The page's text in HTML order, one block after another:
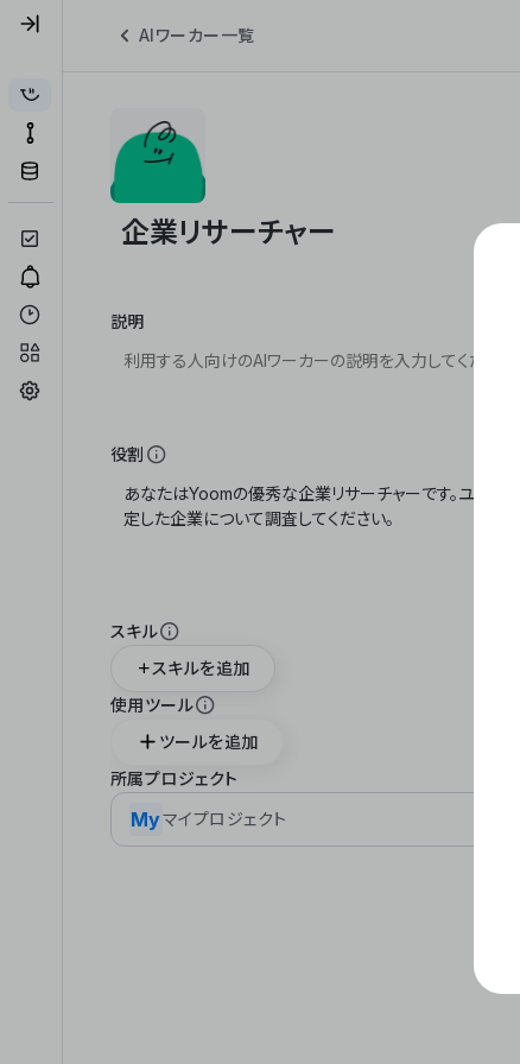
AIワーカー一覧
説明
役割
スキル
スキルを追加
使用ツール
ツールを追加
所属プロジェクト
Myマイプロジェクト